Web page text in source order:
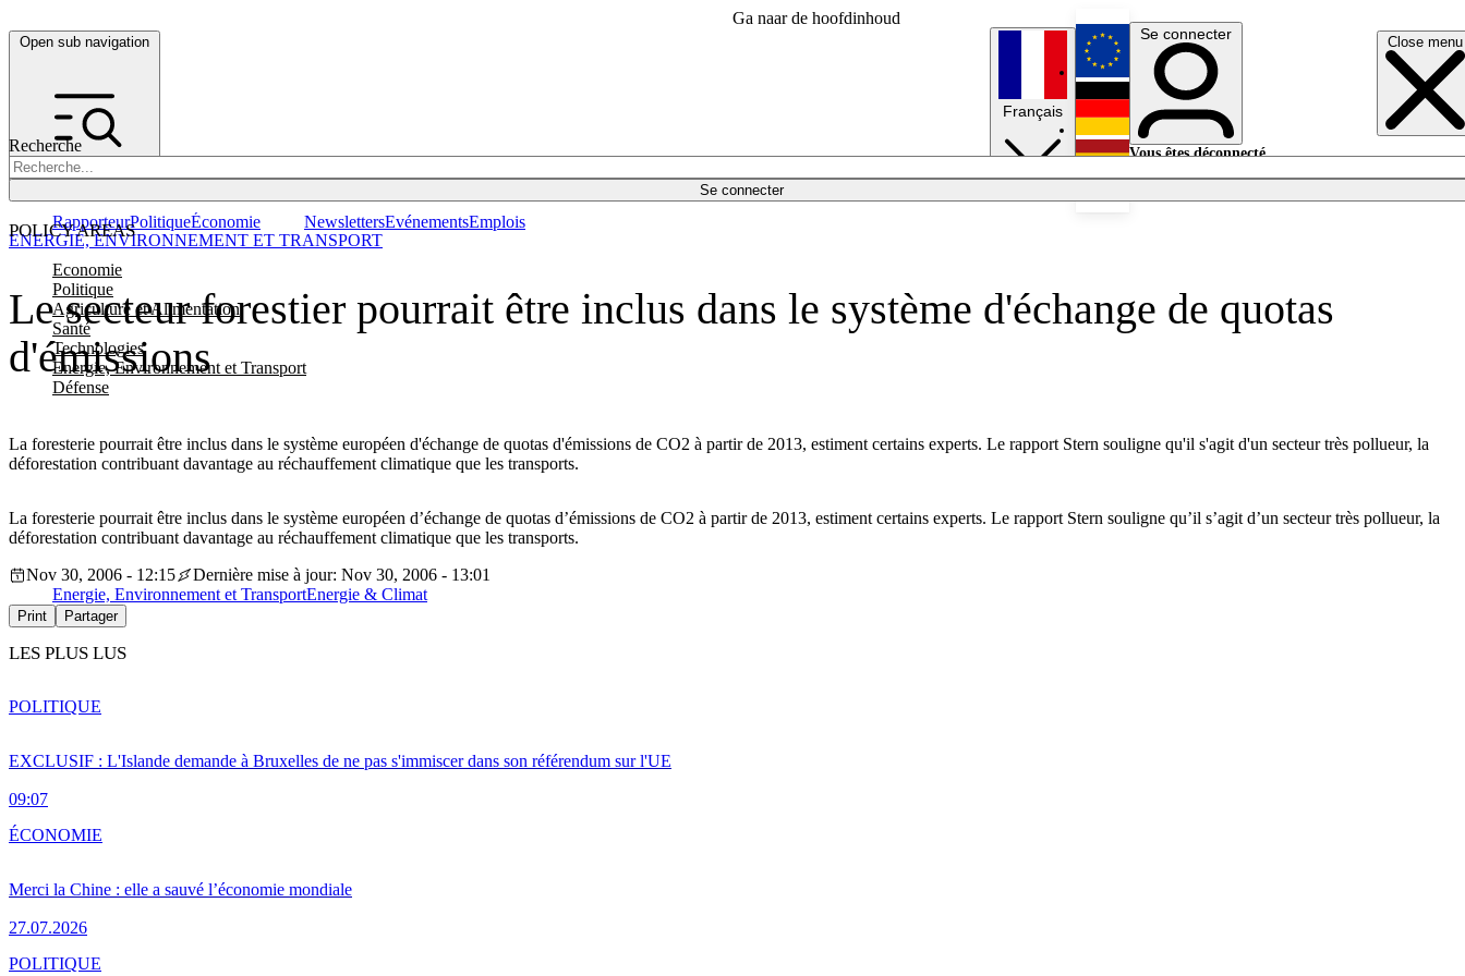
Ga naar de hoofdinhoud
Open sub navigation Close menu
Recherche
Se connecter
POLICY AREAS
Economie
Politique
Agriculture et Alimentation
Santé
Technologies
Energie, Environnement et Transport
Défense
RapporteurPolitiqueÉconomie NewslettersEvénementsEmplois
Français
English
Deutsch
Se connecter
Vous êtes déconnecté.
Le secteur forestier pourrait être inclus dans le système d'échange de quotas
d'émissions
La foresterie pourrait être inclus dans le système européen d'échange de quotas d'émissions de CO2 à partir de 2013, estiment certains experts. Le rapport Stern souligne qu'il s'agit d'un secteur très pollueur, la
déforestation contribuant davantage au réchauffement climatique que les transports.
ENERGIE, ENVIRONNEMENT ET TRANSPORT
La foresterie pourrait être inclus dans le système européen d’échange de quotas d’émissions de CO2 à partir de 2013, estiment certains experts. Le rapport Stern souligne qu’il s’agit d’un secteur très pollueur, la
déforestation contribuant davantage au réchauffement climatique que les transports.
Nov 30, 2006 - 12:15
Dernière mise à jour: Nov 30, 2006 - 13:01
Energie, Environnement et TransportEnergie & Climat
Print Partager
LES PLUS LUS
EXCLUSIF : L'Islande demande à Bruxelles de ne pas s'immiscer dans son référendum sur l'UE
09:07
POLITIQUE
Merci la Chine : elle a sauvé l’économie mondiale
27.07.2026
ÉCONOMIE
POLITIQUE